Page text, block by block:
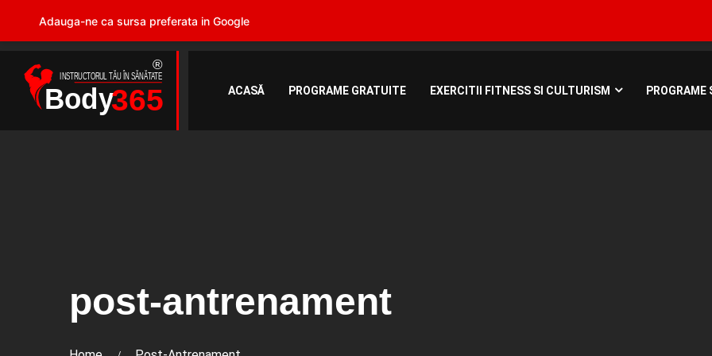
ACASĂ PROGRAME GRATUITE EXERCITII FITNESS SI CULTURISM PROGRAME
post-antrenament
Adauga-ne ca sursa preferata in Google